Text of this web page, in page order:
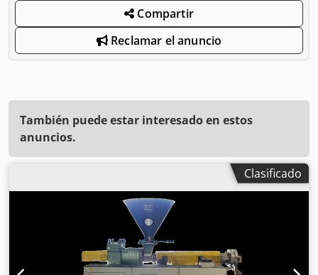
Compartir
Reclamar el anuncio
También puede estar interesado en estos
anuncios.
Clasificado